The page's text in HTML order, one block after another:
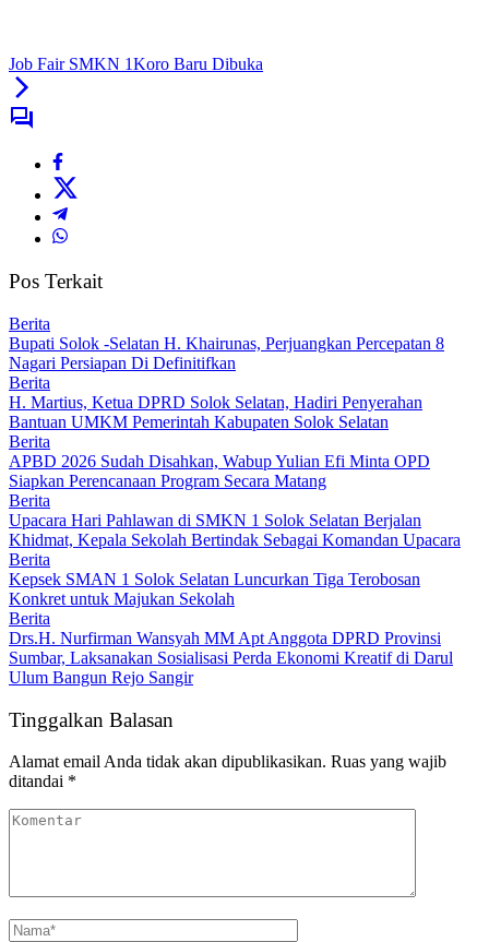
Job Fair SMKN 1Koro Baru Dibuka
Pos Terkait
Berita
Bupati Solok -Selatan H. Khairunas, Perjuangkan Percepatan 8
Nagari Persiapan Di Definitifkan
Berita
H. Martius, Ketua DPRD Solok Selatan, Hadiri Penyerahan
Bantuan UMKM Pemerintah Kabupaten Solok Selatan
Berita
APBD 2026 Sudah Disahkan, Wabup Yulian Efi Minta OPD
Siapkan Perencanaan Program Secara Matang
Berita
Upacara Hari Pahlawan di SMKN 1 Solok Selatan Berjalan
Khidmat, Kepala Sekolah Bertindak Sebagai Komandan Upacara
Berita
Kepsek SMAN 1 Solok Selatan Luncurkan Tiga Terobosan
Konkret untuk Majukan Sekolah
Berita
Drs.H. Nurfirman Wansyah MM Apt Anggota DPRD Provinsi
Sumbar, Laksanakan Sosialisasi Perda Ekonomi Kreatif di Darul
Ulum Bangun Rejo Sangir
Tinggalkan Balasan
Alamat email Anda tidak akan dipublikasikan. Ruas yang wajib
ditandai *